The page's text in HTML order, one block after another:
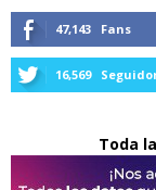
47,143 Fans
16,569
Toda